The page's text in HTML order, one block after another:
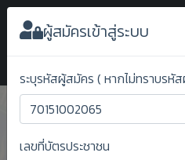
ระบบยืนยันสิทธิ์ออนไล
ผู้สมัครเข้าสู่ระบบ
ระบุรหัสผู้สมัคร ( หากไม่ทราบรหั
เลขที่บัตรประชาชน